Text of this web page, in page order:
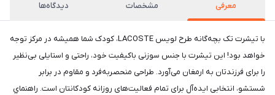
معرفی مشخصات دیدگاه‌ها
با تیشرت تک بچه‌گانه طرح لویس LACOSTE، کودک شما همیشه در مرکز توجه
خواهد بود! این تیشرت با جنس سوزنی باکیفیت خود، راحتی و استایلی بی‌نظیر
را برای فرزندتان به ارمغان می‌آورد. طراحی منحصربه‌فرد و مقاوم در برابر
شستشو، انتخابی ایده‌آل برای تمام فعالیت‌های روزانه کودکانتان است. راهنماي